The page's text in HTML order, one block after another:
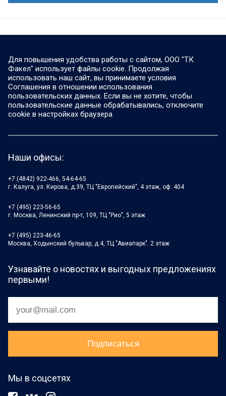
Для повышения удобства работы с сайтом, ООО "ТК
Факел" использует файлы cookie. Продолжая
использовать наш сайт, вы принимаете условия
Соглашения в отношении использования
пользовательских данных. Если вы не хотите, чтобы
пользовательские данные обрабатывались, отключите
cookie в настройках браузера
Наши офисы:
+7 (4842) 922-466, 54-64-65
г. Калуга, ул. Кирова, д.39, ТЦ "Европейский", 4 этаж, оф. 404
+7 (495) 223-56-65
г. Москва, Ленинский пр-т, 109, ТЦ "Рио", 5 этаж
+7 (495) 223-46-65
Москва, Ходынский бульвар, д.4, ТЦ "Авиапарк". 2 этаж
Узнавайте о новостях и выгодных предложениях
первыми!
Мы в соцсетях